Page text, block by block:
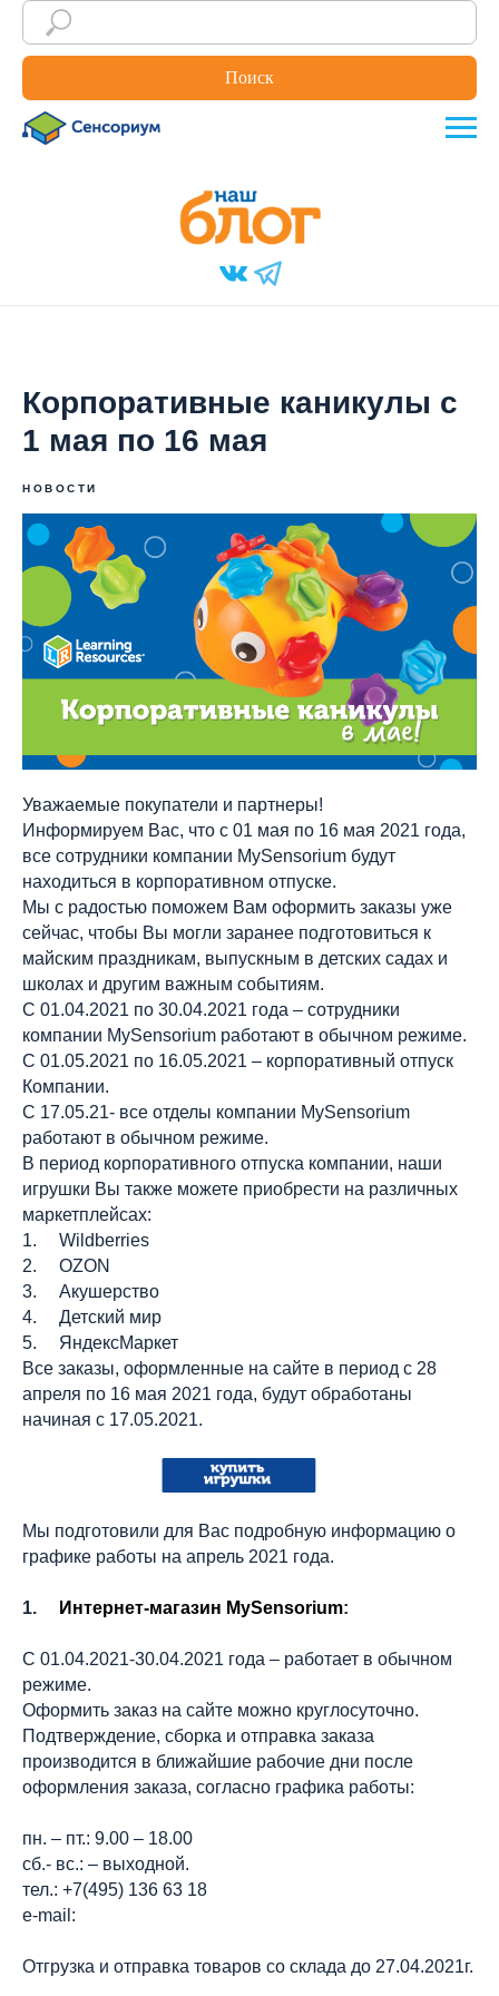
Поиск
Корпоративные каникулы с
1 мая по 16 мая
НОВОСТИ
Уважаемые покупатели и партнеры!
Информируем Вас, что с 01 мая по 16 мая 2021 года,
все сотрудники компании MySensorium будут
находиться в корпоративном отпуске.
Мы с радостью поможем Вам оформить заказы уже
сейчас, чтобы Вы могли заранее подготовиться к
майским праздникам, выпускным в детских садах и
школах и другим важным событиям.
С 01.04.2021 по 30.04.2021 года – сотрудники
компании MySensorium работают в обычном режиме.
С 01.05.2021 по 16.05.2021 – корпоративный отпуск
Компании.
С 17.05.21- все отделы компании MySensorium
работают в обычном режиме.
В период корпоративного отпуска компании, наши
игрушки Вы также можете приобрести на различных
маркетплейсах:
1. Wildberries
2. OZON
3. Акушерство
4. Детский мир
5. ЯндексМаркет
Все заказы, оформленные на сайте в период с 28
апреля по 16 мая 2021 года, будут обработаны
начиная с 17.05.2021.
Мы подготовили для Вас подробную информацию о
графике работы на апрель 2021 года.
1. Интернет-магазин MySensorium:
С 01.04.2021-30.04.2021 года – работает в обычном
режиме.
Оформить заказ на сайте можно круглосуточно.
Подтверждение, сборка и отправка заказа
производится в ближайшие рабочие дни после
оформления заказа, согласно графика работы:
пн. – пт.: 9.00 – 18.00
сб.- вс.: – выходной.
тел.: +7(495) 136 63 18
е-mail:
Отгрузка и отправка товаров со склада до 27.04.2021г.